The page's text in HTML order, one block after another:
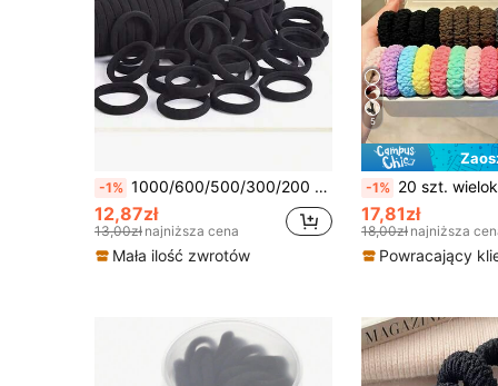
-1% 1000/600/500/300/200 szt. gładkich gumek do włosów, łatwe do tworzenia eleganckich fryzur: czarne elastyczne gumki do włosów, akcesoria do włosów
12,87zł
13,00zł najniższa cena
Mała ilość zwrotów
5
-1% 20 szt. wielokolorowych, plisowanych gumek do włosów, urocze
17,81zł
18,00zł najniższa
Powracający